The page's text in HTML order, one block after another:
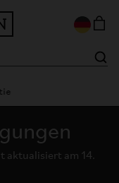
aktualisiert am 14.